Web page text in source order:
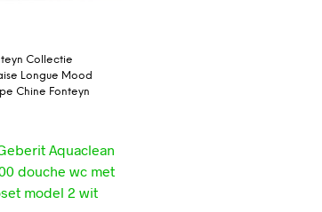
Collectie
Longue Mood
Chine Fonteyn